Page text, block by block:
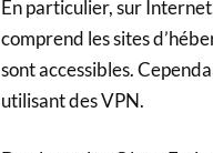
En particulier, sur
comprend les sites
sont accessibles.
utilisant des VPN.